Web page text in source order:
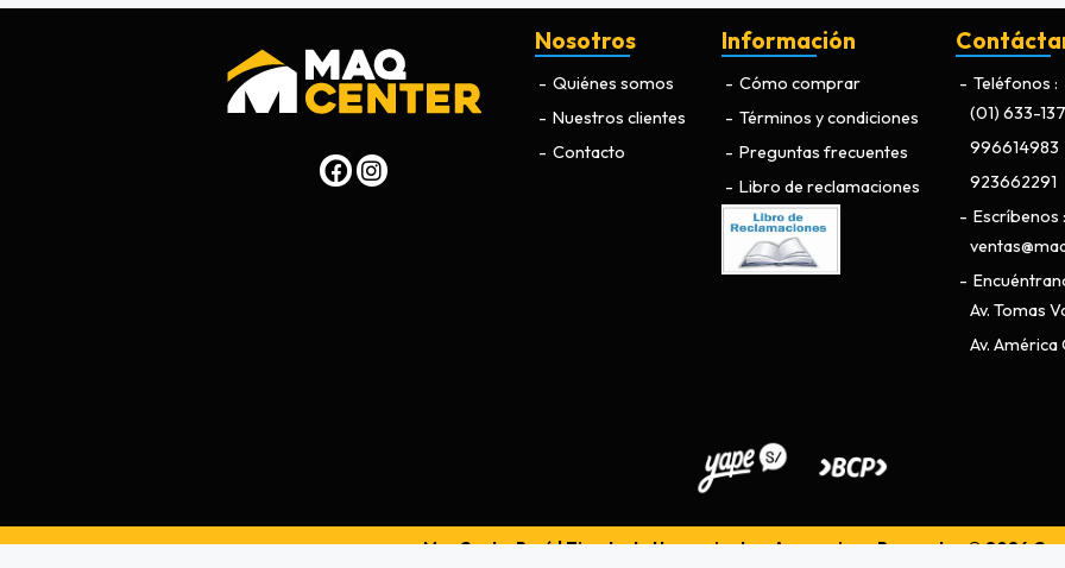
Nosotros
Quiénes somos
Nuestros clientes
Contacto
Información
Cómo comprar
Términos y condiciones
Preguntas frecuentes
Libro de reclamaciones
Teléfonos
(01) 633-
996614983
923662291
Escríbenos
Av. Tomas
Av. América
MaqCenterPerú | Tienda de Herramientas, Accesorios y Repuestos © 2026